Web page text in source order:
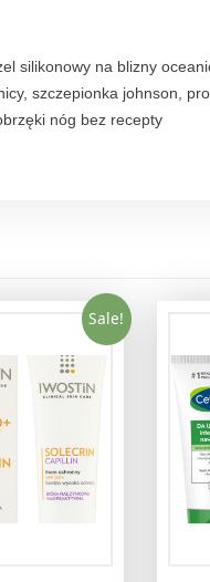
silikonowy na blizny
szczepionka johnson,
nóg bez recepty
Sale!